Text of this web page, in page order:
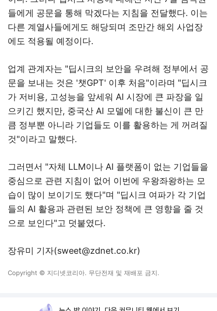
들에게 공문을 통해 막겠다는 지침을 전달했다. 이는
다른 계열사들에게도 해당되며 조만간 해외 사업장
에도 적용될 예정이다.
업계 관계자는 "딥시크의 보안을 우려해 정부에서 공
문을 보내는 것은 '챗GPT' 이후 처음"이라며 "딥시크
가 저비용, 고성능을 앞세워 AI 시장에 큰 파장을 일
으키긴 했지만, 중국산 AI 모델에 대한 불신이 큰 만
큼 정부뿐 아니라 기업들도 이를 활용하는 게 꺼려질
것"이라고 말했다.
그러면서 "자체 LLM이나 AI 플랫폼이 없는 기업들을
중심으로 관련 지침이 없어 이번에 우왕좌왕하는 모
습이 많이 보이기도 했다"며 "딥시크 여파가 각 기업
들의 AI 활용과 관련된 보안 정책에 큰 영향을 줄 것
으로 보인다"고 덧붙였다.
장유미 기자(sweet@zdnet.co.kr)
Copyright © 지디넷코리아. 무단전재 및 재배포 금지.